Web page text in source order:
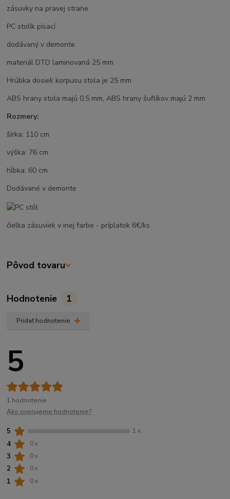
zásuvky na pravej strane
PC stolík písací
dodávaný v demonte
materiál DTD laminovaná 25 mm
Hrúbka dosiek korpusu stola je 25 mm
ABS hrany stola majú 0,5 mm, ABS hrany šuflíkov majú 2 mm
Rozmery:
šírka: 110 cm
výška: 76 cm
hĺbka: 60 cm
Dodávané v demonte
čielka zásuviek v inej farbe - príplatok 6€/ks
Pôvod tovaru
Hodnotenie 1
Pridať hodnotenie
5
1 hodnotenie
Ako overujeme hodnotenie?
5 1 x
4 0 x
3 0 x
2 0 x
1 0 x